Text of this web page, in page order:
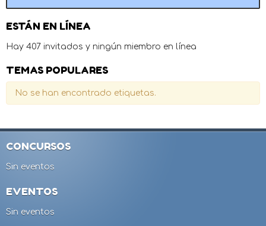
ESTÁN EN LÍNEA
Hay 407 invitados y ningún miembro en línea
TEMAS POPULARES
No se han encontrado etiquetas.
CONCURSOS
Sin eventos
EVENTOS
Sin eventos